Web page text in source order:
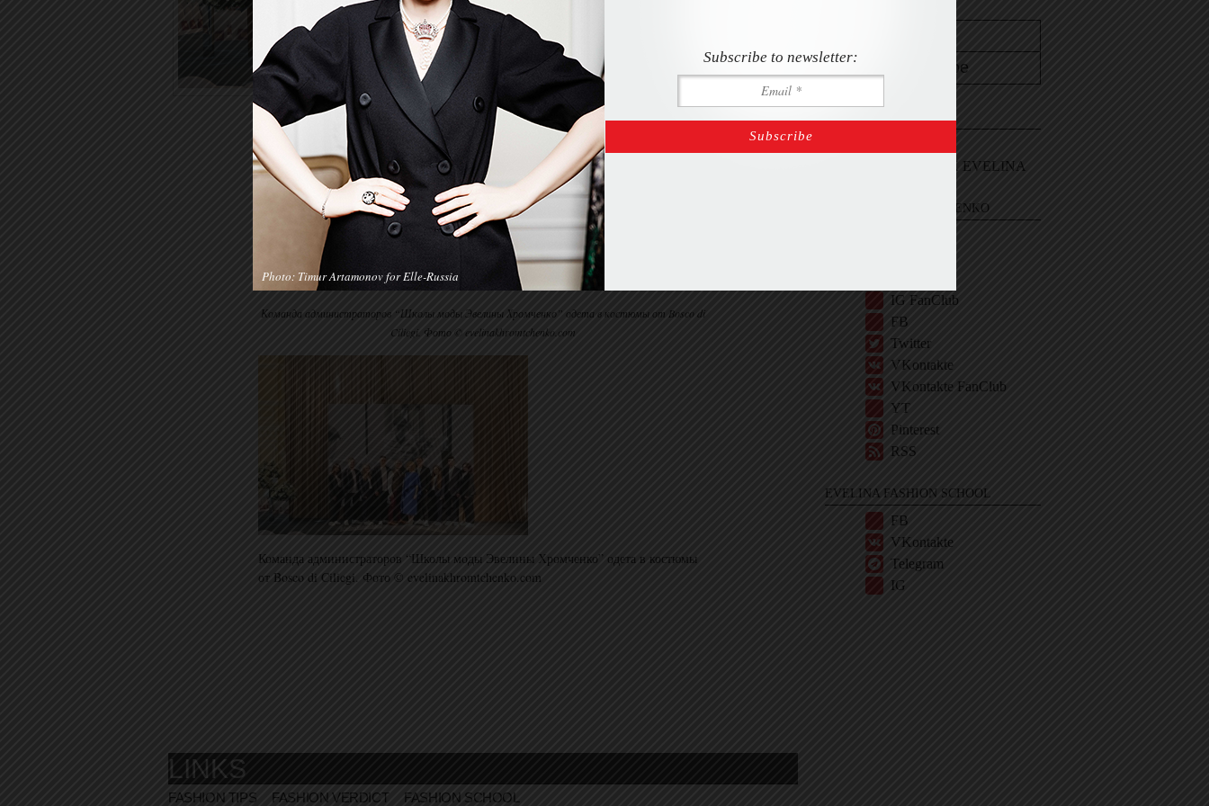
Команда администраторов “Школы моды Эвелины Хромченко” одета в костюмы от Bosco di
Ciliegi. Фото © evelinakhromtchenko.com
Команда администраторов “Школы моды Эвелины Хромченко” одета в костюмы
от Bosco di Ciliegi. Фото © evelinakhromtchenko.com
Sign In and ASK EVELINA
EVELINA KHROMTCHENKO
IG FanClub
FB
Twitter
VKontakte
VKontakte FanClub
YT
Pinterest
RSS
EVELINA FASHION SCHOOL
FB
VKontakte
Telegram
IG
LINKS
FASHION TIPS FASHION VERDICT FASHION SCHOOL
Subscribe to newsletter:
Photo: Timur Artamonov for Elle-Russia